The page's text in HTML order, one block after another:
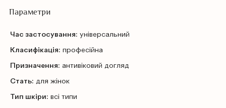
Параметри
Час застосування: універсальний
Класифікація: професійна
Призначення: антивіковий догляд
Стать: для жінок
Тип шкіри: всі типи